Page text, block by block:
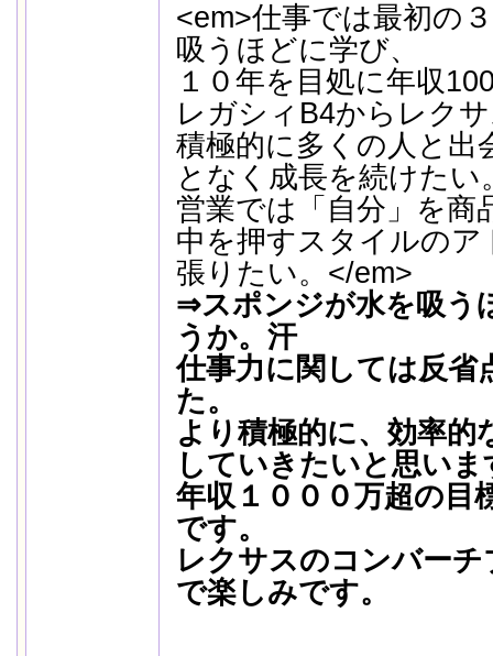
<em>仕事では最初の
吸うほどに学び、
１０年を目処に年収
レガシィB4からレク
積極的に多くの人と出
となく成長を続けたい
営業では「自分」を商
中を押すスタイルの
張りたい。</em>
⇒スポンジが水を吸う
うか。汗
仕事力に関しては反省
た。
より積極的に、効率的
していきたいと思いま
年収１０００万超の目
です。
レクサスのコンバー
で楽しみです。